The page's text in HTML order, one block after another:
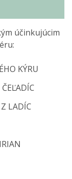
účinkujúcim
KÝRU
LADÍC